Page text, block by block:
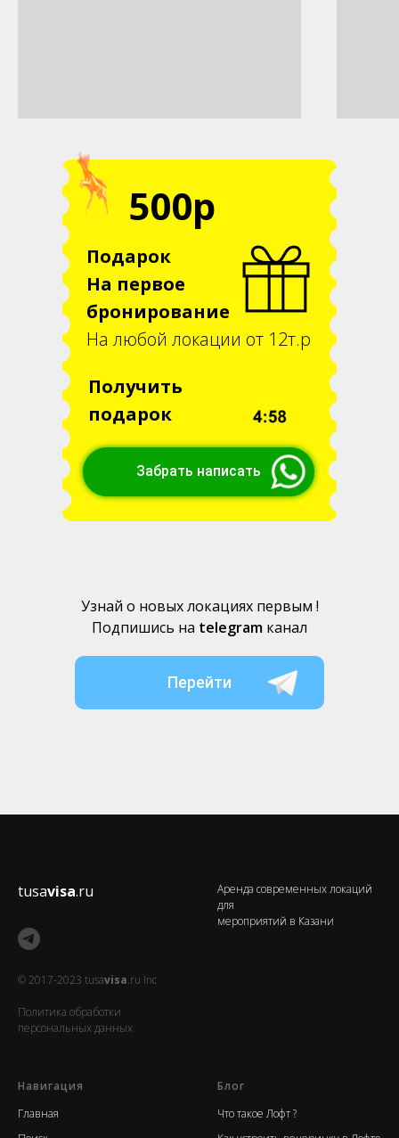
Подарок
На первое
бронирование
На любой локации от 12т.р
500р
Забрать написать
Получить
подарок
Перейти
Узнай о новых локациях первым !
Подпишись на telegram канал
tusavisa.ru
© 2017-2023 tusavisa.ru Inc
Политика обработки
персональных данных
Аренда современных локаций
для
мероприятий в Казани
Навигация
Главная
Блог
Что такое Лофт ?